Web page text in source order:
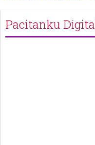
Pacitanku